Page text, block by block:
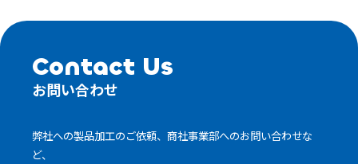
Contact Us
お問い合わせ
弊社への製品加工のご依頼、商社事業部へのお問い合わせな
ど、